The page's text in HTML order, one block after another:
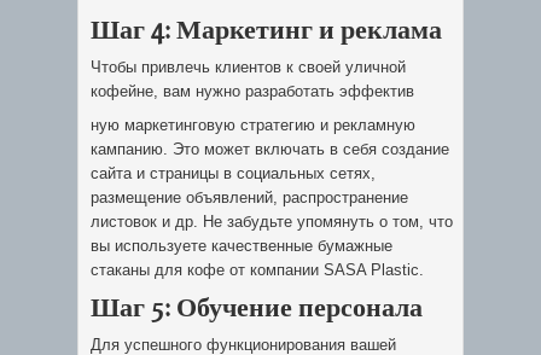
Шаг 4: Маркетинг и реклама
Чтобы привлечь клиентов к своей уличной
кофейне, вам нужно разработать эффектив
ную маркетинговую стратегию и рекламную
кампанию. Это может включать в себя создание
сайта и страницы в социальных сетях,
размещение объявлений, распространение
листовок и др. Не забудьте упомянуть о том, что
вы используете качественные бумажные
стаканы для кофе от компании SASA Plastic.
Шаг 5: Обучение персонала
Для успешного функционирования вашей